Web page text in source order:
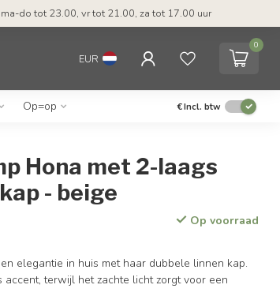
ma-do tot 23.00, vr tot 21.00, za tot 17.00 uur
EUR
0
Op=op €Incl. btw
Hona met 2-laags
- beige
Op voorraad
elegantie in huis met haar dubbele linnen kap.
terwijl het zachte licht zorgt voor een